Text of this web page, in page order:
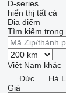
D-series
hiển thị tất cả
Địa điểm
Tìm kiếm trong
Việt Nam khác
Đức
Hà
Giá